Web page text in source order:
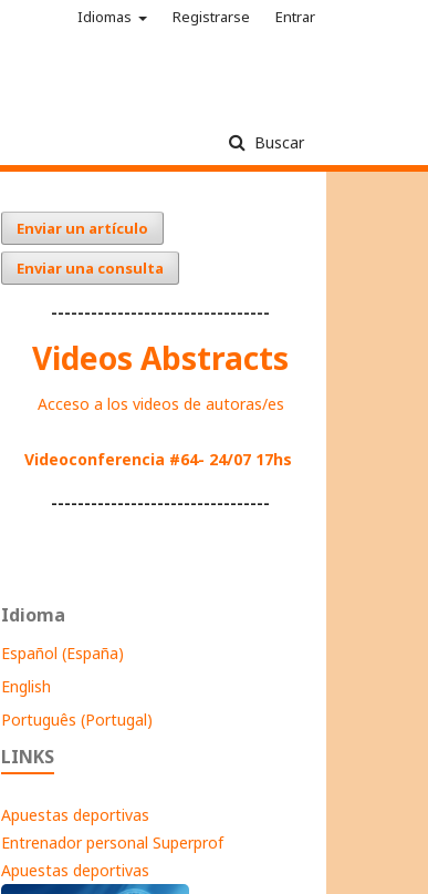
Buscar
Idiomas Registrarse Entrar
Enviar un artículo
Enviar una consulta
---------------------------------
Videos Abstracts
Acceso a los videos de autoras/es
Videoconferencia #64- 24/07 17hs
---------------------------------
Idioma
Español (España)
English
Português (Portugal)
LINKS
Apuestas deportivas
Entrenador personal Superprof
Apuestas deportivas